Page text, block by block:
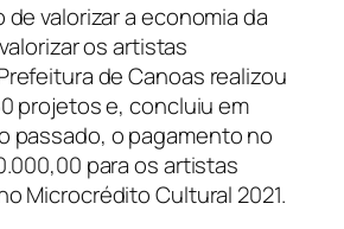
valorizar a economia da
os artistas
de Canoas realizou
projetos e, concluiu em
passado, o pagamento no
para os artistas
Microcrédito Cultural 2021.